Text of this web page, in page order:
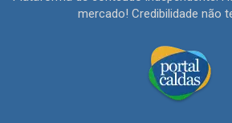
mercado! Credibilidade não